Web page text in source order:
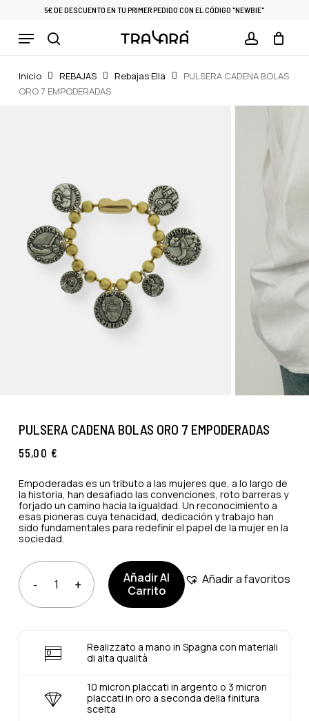
main
5€ DE DESCUENTO EN TU PRIMER PEDIDO CON EL CÓDIGO "NEWBIE"
Menu Cart CLOSE
CART
Inicio REBAJAS Rebajas Ella
PULSERA CADENA BOLAS
ORO 7 EMPODERADAS
PULSERA CADENA BOLAS ORO 7 EMPODERADAS
55,00€
Empoderadas es un tributo a las mujeres que, a lo largo de
la historia, han desafiado las convenciones, roto barreras y
forjado un camino hacia la igualdad. Un reconocimiento a
esas pioneras cuya tenacidad, dedicación y trabajo han
sido fundamentales para redefinir el papel de la mujer en la
sociedad.
Añadir Al
Carrito
Añadir a favoritos
Realizzato a mano in Spagna con materiali
di alta qualità
10 micron placcati in argento o 3 micron
placcati in oro a seconda della finitura
scelta